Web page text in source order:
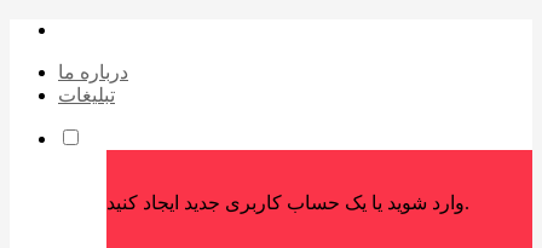
درباره ما
تبلیغات
وارد شوید یا یک حساب کاربری جدید ایجاد کنید.